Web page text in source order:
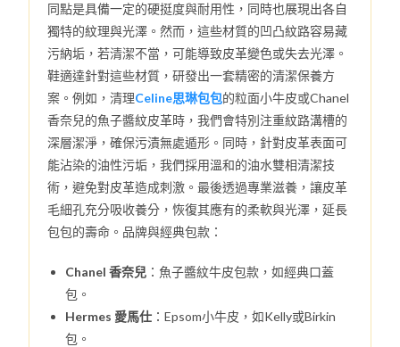
同點是具備一定的硬挺度與耐用性，同時也展現出各自
獨特的紋理與光澤。然而，這些材質的凹凸紋路容易藏
污納垢，若清潔不當，可能導致皮革變色或失去光澤。
鞋適達針對這些材質，研發出一套精密的清潔保養方
案。例如，清理Celine思琳包包的粒面小牛皮或Chanel
香奈兒的魚子醬紋皮革時，我們會特別注重紋路溝槽的
深層潔淨，確保污漬無處遁形。同時，針對皮革表面可
能沾染的油性污垢，我們採用溫和的油水雙相清潔技
術，避免對皮革造成刺激。最後透過專業滋養，讓皮革
毛細孔充分吸收養分，恢復其應有的柔軟與光澤，延長
包包的壽命。品牌與經典包款：
Chanel 香奈兒 ：魚子醬紋牛皮包款，如經典口蓋
包。
Hermes 愛馬仕 ：Epsom小牛皮，如Kelly或Birkin
包。